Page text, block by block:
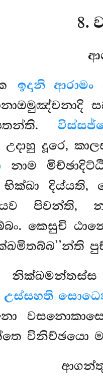
8.
ඉදානි
දූරෙ,
නාම
භික්ඛා දිය්යති,
පිවන්ති,
කෙසුචි
උස්සහති
විනිච්ඡයො